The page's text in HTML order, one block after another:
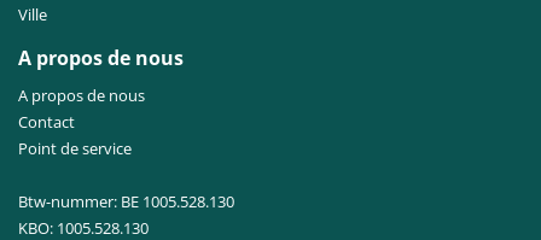
Ville
A propos de nous
A propos de nous
Contact
Point de service
Btw-nummer: BE 1005.528.130
KBO: 1005.528.130